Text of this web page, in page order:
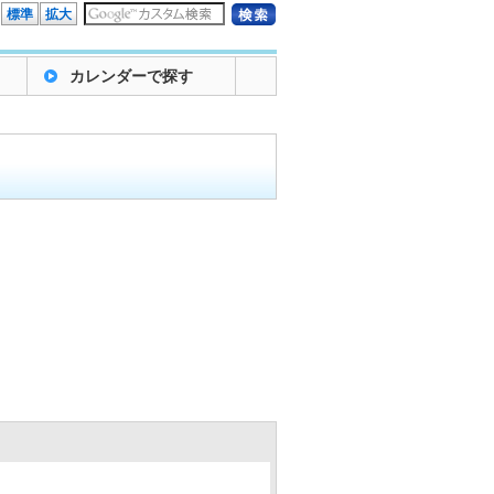
標準 拡大
カレンダーで探す